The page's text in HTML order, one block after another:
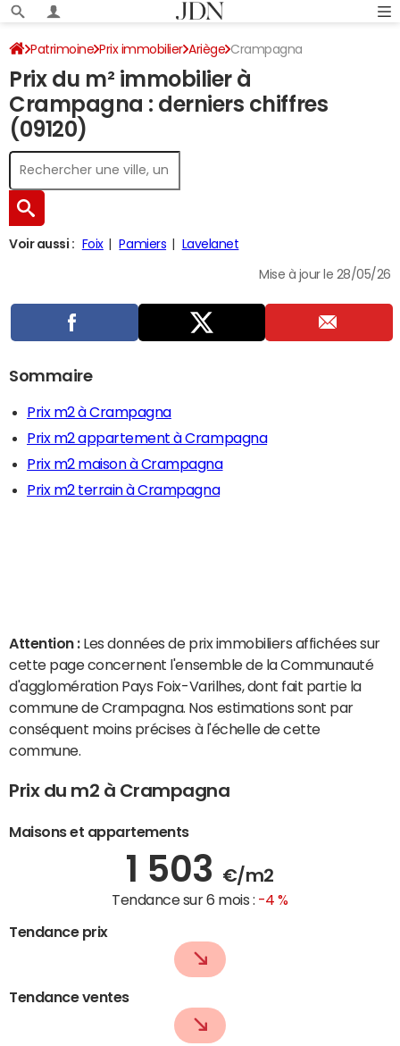
Patrimoine Prix immobilier Ariège Crampagna
Prix du m² immobilier à
Crampagna : derniers chiffres
(09120)
Voir aussi : Foix Pamiers Lavelanet
Mise à jour le 28/05/26
Sommaire
Prix m2 à Crampagna
Prix m2 appartement à Crampagna
Prix m2 maison à Crampagna
Prix m2 terrain à Crampagna
Attention : Les données de prix immobiliers affichées sur
cette page concernent l'ensemble de la Communauté
d'agglomération Pays Foix-Varilhes, dont fait partie la
commune de Crampagna. Nos estimations sont par
conséquent moins précises à l'échelle de cette
commune.
Prix du m2 à Crampagna
Maisons et appartements
1 503 €/m2
Tendance sur 6 mois : -4 %
Tendance prix
Tendance ventes